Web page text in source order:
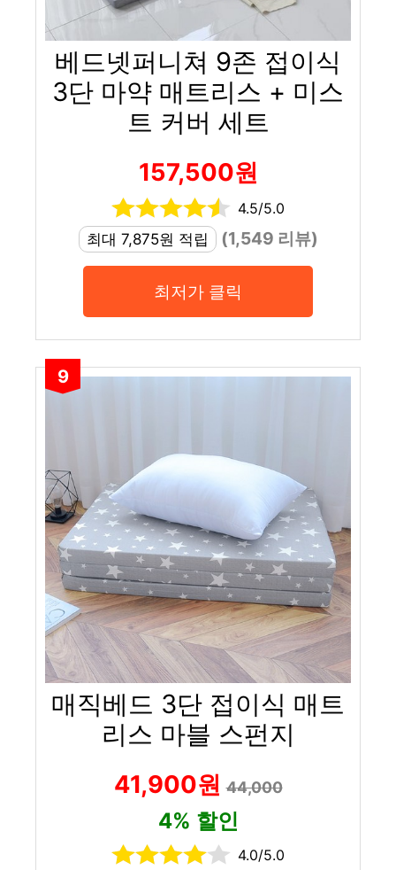
베드넷퍼니쳐 9존 접이식
3단 마약 매트리스 + 미스
트 커버 세트
157,500원
4.5/5.0
최대 7,875원 적립
(1,549 리뷰)
최저가 클릭
9
매직베드 3단 접이식 매트
리스 마블 스펀지
41,900원44,000
4% 할인
4.0/5.0